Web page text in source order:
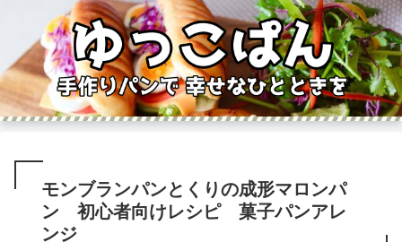
モンブランパンとくりの成形マロンパ
ン 初心者向けレシピ 菓子パンアレ
ンジ